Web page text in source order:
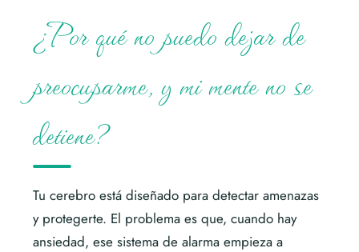
¿Por qué no puedo dejar de
preocuparme, y mi mente no se
detiene?
Tu cerebro está diseñado para detectar amenazas
y protegerte. El problema es que, cuando hay
ansiedad, ese sistema de alarma empieza a